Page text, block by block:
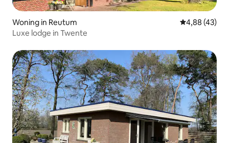
Woning in Reutum Gemiddelde
4,88 (43)
Luxe lodge in Twente